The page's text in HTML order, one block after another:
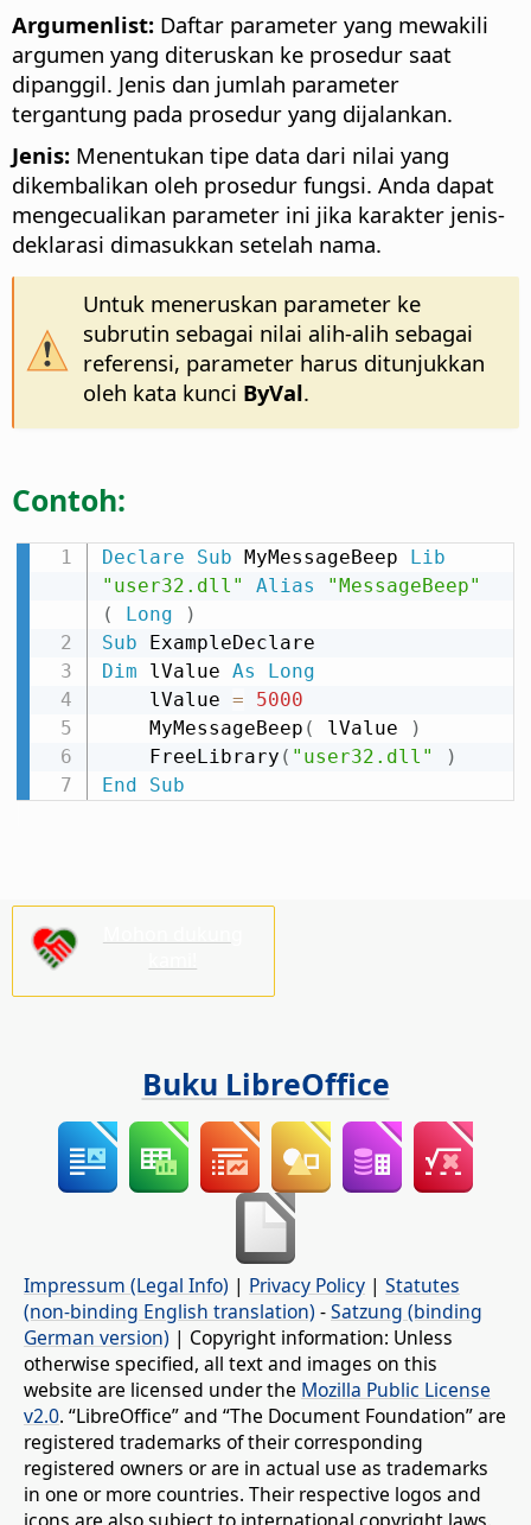
Argumenlist: Daftar parameter yang mewakili
argumen yang diteruskan ke prosedur saat
dipanggil. Jenis dan jumlah parameter
tergantung pada prosedur yang dijalankan.
Jenis: Menentukan tipe data dari nilai yang
dikembalikan oleh prosedur fungsi. Anda dapat
mengecualikan parameter ini jika karakter jenis-
deklarasi dimasukkan setelah nama.
Untuk meneruskan parameter ke
subrutin sebagai nilai alih-alih sebagai
referensi, parameter harus ditunjukkan
oleh kata kunci ByVal.
Contoh:
Declare Sub MyMessageBeep Lib
"user32.dll"
Alias
"MessageBeep"
(
Long
)
Sub
Dim lValue As
Long
    lValue
=
5000
    MyMessageBeep
( lValue
)
    FreeLibrary
( "user32.dll"
)
End
Sub
Buku LibreOffice
Impressum (Legal Info) | Privacy Policy | Statutes
(non-binding English translation) -Satzung (binding
German version) | Copyright information: Unless
otherwise specified, all text and images on this
website are licensed under the Mozilla Public License
v2.0. “LibreOffice” and “The Document Foundation” are
registered trademarks of their corresponding
registered owners or are in actual use as trademarks
in one or more countries. Their respective logos and